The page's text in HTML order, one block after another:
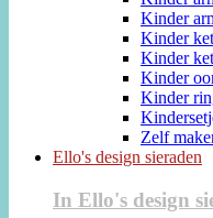
Kinder
Kinder
Kinder
Kinder
Kinder
Zelf
Ello's design sieraden
In Ello's design